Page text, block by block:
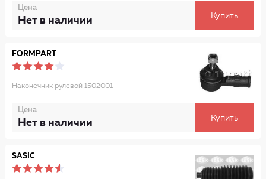
Цена
Нет в наличии Купить
FORMPART
Наконечник рулевой 1502001
Цена
Нет в наличии Купить
SASIC